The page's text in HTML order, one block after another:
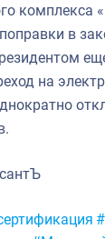
комплекса
в
на